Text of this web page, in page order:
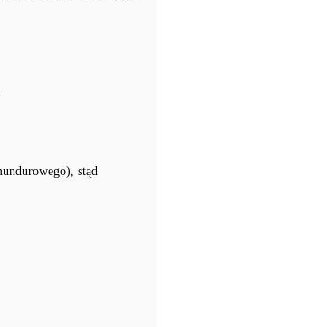
stąd